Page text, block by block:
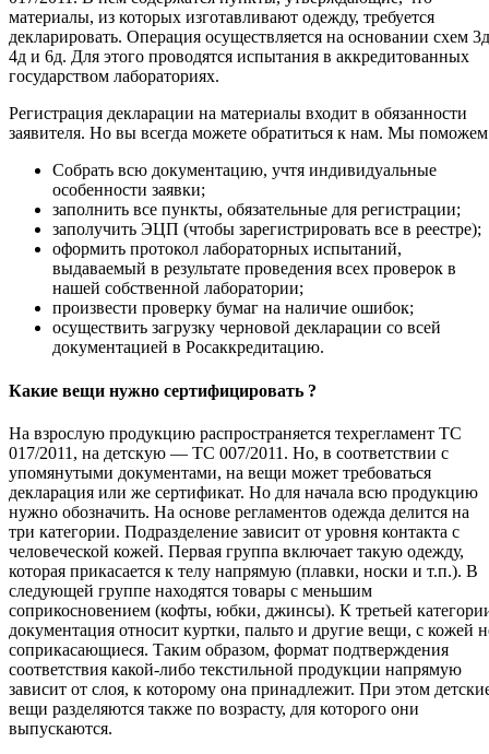
материалы, из которых изготавливают одежду, требуется
декларировать. Операция осуществляется на основании схем
4д и 6д. Для этого проводятся испытания в аккредитованных
государством лабораториях.
Регистрация декларации на материалы входит в обязанности
заявителя. Но вы всегда можете обратиться к нам. Мы
Собрать всю документацию, учтя индивидуальные
особенности заявки;
заполнить все пункты, обязательные для регистрации;
заполучить ЭЦП (чтобы зарегистрировать все в реестре);
оформить протокол лабораторных испытаний,
выдаваемый в результате проведения всех проверок в
нашей собственной лаборатории;
произвести проверку бумаг на наличие ошибок;
осуществить загрузку черновой декларации со всей
документацией в Росаккредитацию.
Какие вещи нужно сертифицировать ?
На взрослую продукцию распространяется техрегламент ТС
017/2011, на детскую — ТС 007/2011. Но, в соответствии с
упомянутыми документами, на вещи может требоваться
декларация или же сертификат. Но для начала всю продукцию
нужно обозначить. На основе регламентов одежда делится на
три категории. Подразделение зависит от уровня контакта с
человеческой кожей. Первая группа включает такую одежду,
которая прикасается к телу напрямую (плавки, носки и т.п.). В
следующей группе находятся товары с меньшим
соприкосновением (кофты, юбки, джинсы). К третьей
документация относит куртки, пальто и другие вещи, с кожей
соприкасающиеся. Таким образом, формат подтверждения
соответствия какой-либо текстильной продукции напрямую
зависит от слоя, к которому она принадлежит. При этом
вещи разделяются также по возрасту, для которого они
выпускаются.